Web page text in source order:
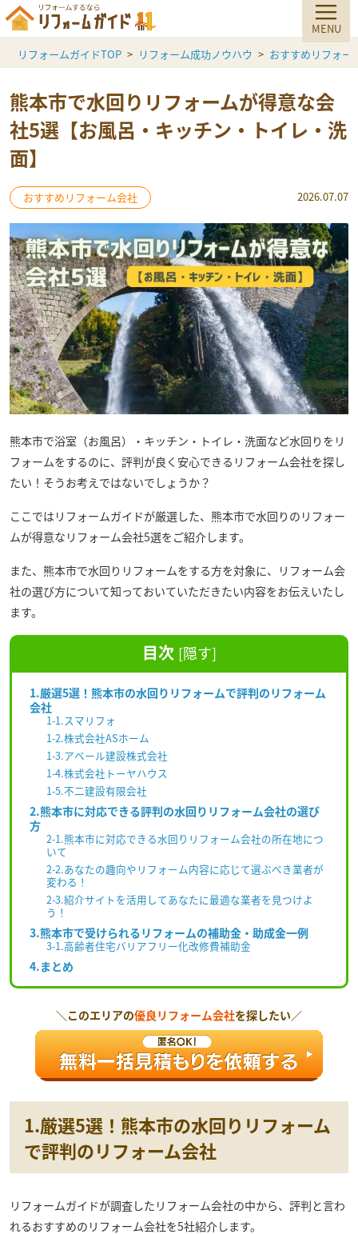
リフォームガイドTOP リフォーム成功ノウハウ おすすめリフォー
熊本市で水回りリフォームが得意な会
社5選【お風呂・キッチン・トイレ・洗
面】
おすすめリフォーム会社 2026.07.07
熊本市で浴室（お風呂）・キッチン・トイレ・洗面など水回りをリ
フォームをするのに、評判が良く安心できるリフォーム会社を探し
たい！そうお考えではないでしょうか？
ここではリフォームガイドが厳選した、熊本市で水回りのリフォー
ムが得意なリフォーム会社5選をご紹介します。
また、熊本市で水回りリフォームをする方を対象に、リフォーム会
社の選び方について知っておいていただきたい内容をお伝えいたし
ます。
目次 [隠す]
1.厳選5選！熊本市の水回りリフォームで評判のリフォーム
会社
1-1.スマリフォ
1-2.株式会社ASホーム
1-3.アベール建設株式会社
1-4.株式会社トーヤハウス
1-5.不二建設有限会社
2.熊本市に対応できる評判の水回りリフォーム会社の選び
方
2-1.熊本市に対応できる水回りリフォーム会社の所在地につ
いて
2-2.あなたの趣向やリフォーム内容に応じて選ぶべき業者が
変わる！
2-3.紹介サイトを活用してあなたに最適な業者を見つけよ
う！
3.熊本市で受けられるリフォームの補助金・助成金一例
3-1.高齢者住宅バリアフリー化改修費補助金
4.まとめ
＼このエリアの優良リフォーム会社を探したい／
1.厳選5選！熊本市の水回りリフォーム
で評判のリフォーム会社
リフォームガイドが調査したリフォーム会社の中から、評判と言わ
れるおすすめのリフォーム会社を5社紹介します。